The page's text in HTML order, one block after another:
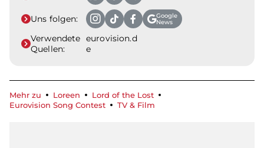
Uns folgen:
Google
News
Verwendete
Quellen:
eurovision.d
e
Mehr zu Loreen
Lord of the Lost
Eurovision Song Contest
TV & Film